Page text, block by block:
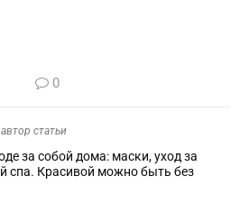
0
статьи
за собой дома: маски, уход за
спа. Красивой можно быть без